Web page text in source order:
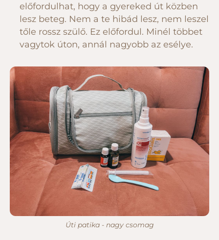
előfordulhat, hogy a gyereked út közben
lesz beteg. Nem a te hibád lesz, nem leszel
tőle rossz szülő. Ez előfordul. Minél többet
vagytok úton, annál nagyobb az esélye.
Úti patika - nagy csomag